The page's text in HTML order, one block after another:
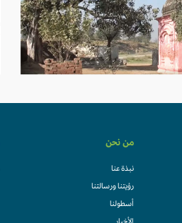
من نحن
نبذة عنا
رؤيتنا ورسالتنا
أسطولنا